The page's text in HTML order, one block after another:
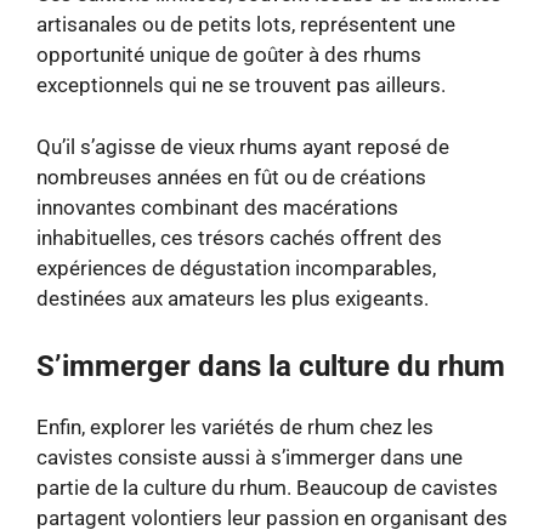
artisanales ou de petits lots, représentent une
opportunité unique de goûter à des rhums
exceptionnels qui ne se trouvent pas ailleurs.
Qu’il s’agisse de vieux rhums ayant reposé de
nombreuses années en fût ou de créations
innovantes combinant des macérations
inhabituelles, ces trésors cachés offrent des
expériences de dégustation incomparables,
destinées aux amateurs les plus exigeants.
S’immerger dans la culture du rhum
Enfin, explorer les variétés de rhum chez les
cavistes consiste aussi à s’immerger dans une
partie de la culture du rhum. Beaucoup de cavistes
partagent volontiers leur passion en organisant des